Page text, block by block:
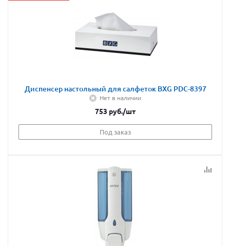
Диспенсер настольный для салфеток BXG PDC-8397
Нет в наличии
753 руб./шт
Под заказ